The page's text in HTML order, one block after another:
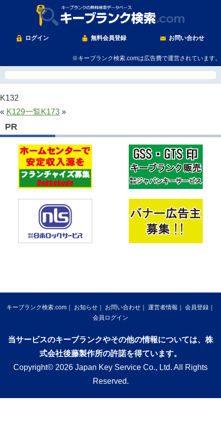
ログイン 無料会員登録 お問い合わせ
※キーブランク検索.comは広告費で運営されています。
K132
« K129一覧K173 »
PR
キーブランク検索.com お知らせ お問い合わせ 運営者情報
会員登録
会員ログイン
当サービスのキーブランクやその他の情報については、株
式会社後藤製作所の許諾を得ています。
Copyright© 2026 Japan Key Service Co., Ltd. All Rights
Reserved.